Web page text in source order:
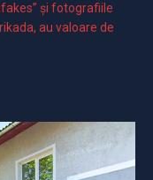
și fotografiile
au valoare de